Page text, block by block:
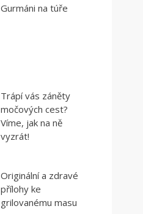
Gurmáni na túře
Trápí vás záněty
močových cest?
Víme, jak na ně
vyzrát!
Originální a zdravé
přílohy ke
grilovanému masu